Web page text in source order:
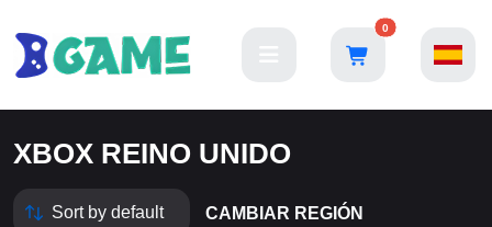
0
XBOX REINO UNIDO
CAMBIAR REGIÓN